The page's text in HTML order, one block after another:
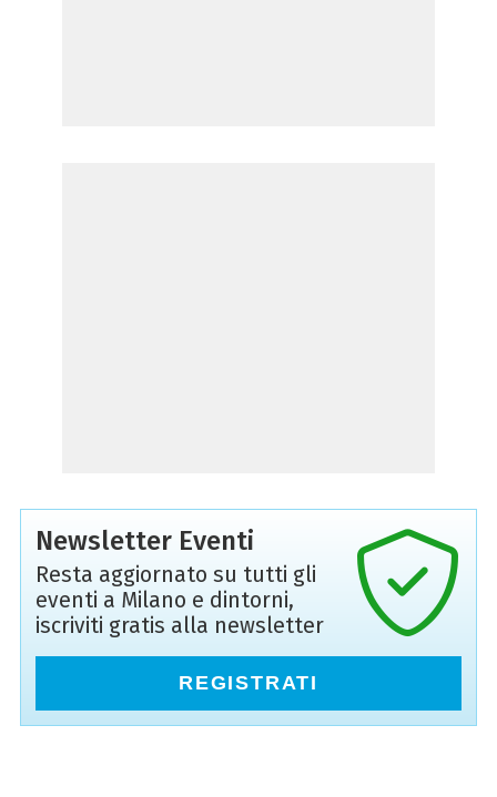
Newsletter Eventi
Resta aggiornato su tutti gli
eventi a Milano e dintorni,
iscriviti gratis alla newsletter
REGISTRATI